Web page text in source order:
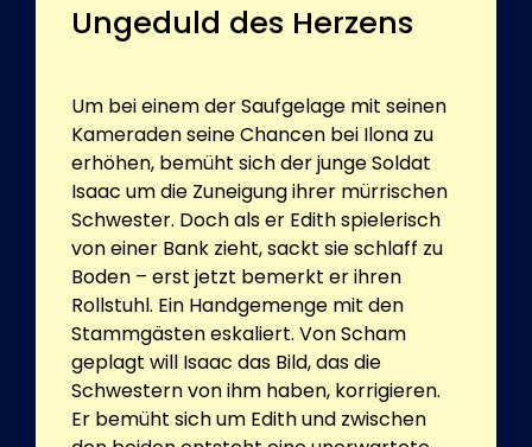
Ungeduld des Herzens
Um bei einem der Saufgelage mit seinen
Kameraden seine Chancen bei Ilona zu
erhöhen, bemüht sich der junge Soldat
Isaac um die Zuneigung ihrer mürrischen
Schwester. Doch als er Edith spielerisch
von einer Bank zieht, sackt sie schlaff zu
Boden – erst jetzt bemerkt er ihren
Rollstuhl. Ein Handgemenge mit den
Stammgästen eskaliert. Von Scham
geplagt will Isaac das Bild, das die
Schwestern von ihm haben, korrigieren.
Er bemüht sich um Edith und zwischen